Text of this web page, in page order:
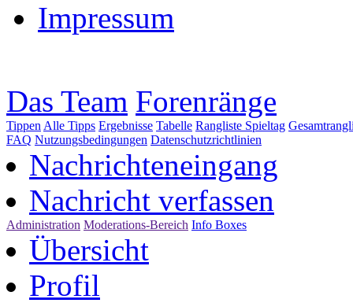
Impressum
Das Team Forenränge
Tippen Alle Tipps Ergebnisse Tabelle Rangliste Spieltag
FAQ Nutzungsbedingungen Datenschutzrichtlinien
Nachrichteneingang
Nachricht verfassen
Administration Moderations-Bereich Info Boxes
Übersicht
Profil